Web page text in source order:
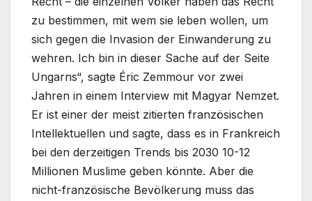
zu bestimmen, mit wem sie leben wollen, um
sich gegen die Invasion der Einwanderung zu
wehren. Ich bin in dieser Sache auf der Seite
Ungarns“, sagte Éric Zemmour vor zwei
Jahren in einem Interview mit Magyar Nemzet.
Er ist einer der meist zitierten französischen
Intellektuellen und sagte, dass es in Frankreich
bei den derzeitigen Trends bis 2030 10-12
Millionen Muslime geben könnte. Aber die
nicht-französische Bevölkerung muss das